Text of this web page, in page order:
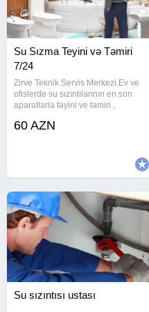
Su Sızma Teyini və Təmiri
7/24
Zirve Teknik Servis Merkezi.Ev ve
ofislerde su sızıntılarının en son
aparatlarla təyini ve təmiri ,
terefe zərər vermeden
60 AZN
Su sızıntısı ustası